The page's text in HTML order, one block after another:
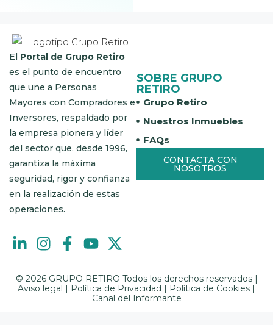
El Portal de Grupo Retiro
es el punto de encuentro
que une a Personas
Mayores con Compradores e
Inversores, respaldado por
la empresa pionera y líder
del sector que, desde 1996,
garantiza la máxima
seguridad, rigor y confianza
en la realización de estas
operaciones.
SOBRE GRUPO
RETIRO
Grupo Retiro
Nuestros Inmuebles
FAQs
CONTACTA CON
NOSOTROS
© 2026 GRUPO RETIRO Todos los derechos reservados |
Aviso legal | Política de Privacidad | Política de Cookies |
Canal del Informante